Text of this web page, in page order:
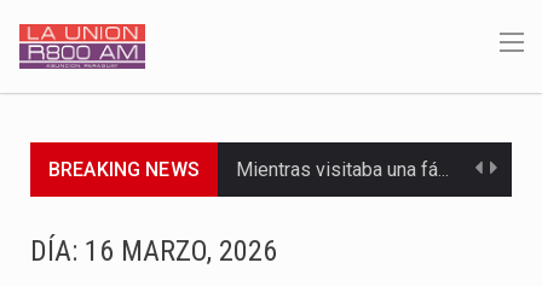
BREAKING NEWS Mientras visitaba una fábrica de armamentos en San Paulo, el…
DÍA: 16 MARZO, 2026